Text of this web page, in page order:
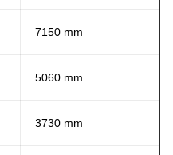
7150 mm
5060 mm
3730 mm